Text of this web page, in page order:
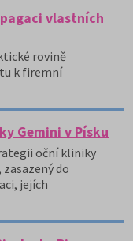
vlastních
rovině
k firemní
Gemini v Písku
oční kliniky
do
jejích